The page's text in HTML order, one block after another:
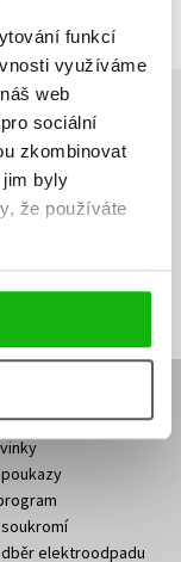
funkcí
využíváme
web
sociální
zkombinovat
byly
že používáte
je výhodná
našich e-
údajů
elektroodpadu